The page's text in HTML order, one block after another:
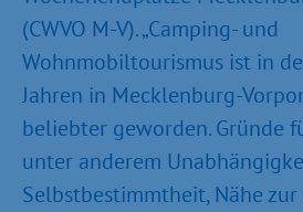
(CWVO M-V). „Camping- und
Wohnmobiltourismus ist in
Jahren in Mecklenburg-
beliebter geworden. Gründe
unter anderem
Selbstbestimmtheit, Nähe